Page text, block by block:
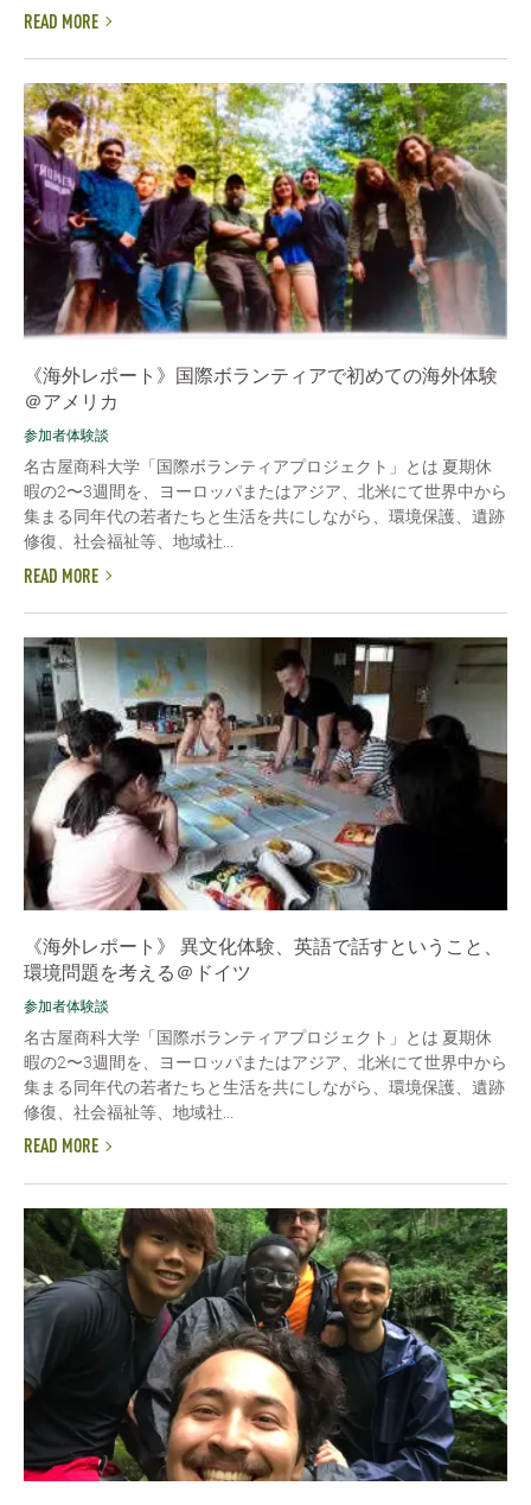
READ MORE
《海外レポート》国際ボランティアで初めての海外体験
＠アメリカ
参加者体験談
名古屋商科大学「国際ボランティアプロジェクト」とは 夏期休
暇の2〜3週間を、ヨーロッパまたはアジア、北米にて世界中から
集まる同年代の若者たちと生活を共にしながら、環境保護、遺跡
修復、社会福祉等、地域社...
READ MORE
《海外レポート》 異文化体験、英語で話すということ、
環境問題を考える＠ドイツ
参加者体験談
名古屋商科大学「国際ボランティアプロジェクト」とは 夏期休
暇の2〜3週間を、ヨーロッパまたはアジア、北米にて世界中から
集まる同年代の若者たちと生活を共にしながら、環境保護、遺跡
修復、社会福祉等、地域社...
READ MORE